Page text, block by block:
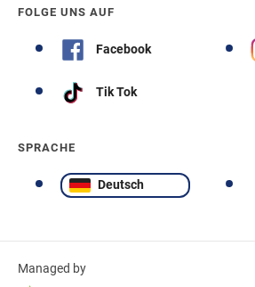
FOLGE UNS AUF
Facebook
Tik Tok
SPRACHE
Deutsch
Managed by